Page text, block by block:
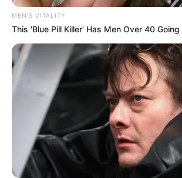
ดูดวงรายปี
คนดวงดีปี 2568
พลิกร้ายกลายเป็
แม่กวาง ไพ่ตองส่
แม่กวาง ไพ่ตองส่องใจทำนายดวงชะตาปี 2568
ร้ายกลายเป็นดี ฝ่ามรสุมชีวิต ลืมตาอ้าปากได้ใน
MEN'S VITALITY
This 'Blue Pill Killer' Has Men Over 40